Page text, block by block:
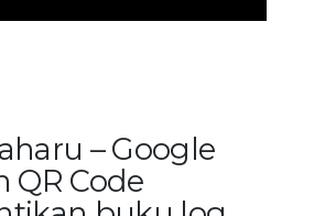
– Google
QR Code